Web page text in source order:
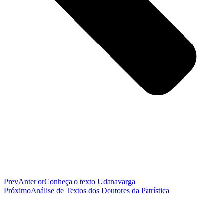
PrevAnteriorConheça o texto Udanavarga
PróximoAnálise de Textos dos Doutores da Patrística